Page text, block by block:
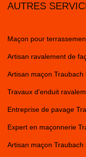
AUTRES
Maçon pour
Artisan ravalement de
Artisan maçon Traubach
Travaux d'enduit
Entreprise de pavage
Expert en maçonnerie
Artisan maçon Traubach